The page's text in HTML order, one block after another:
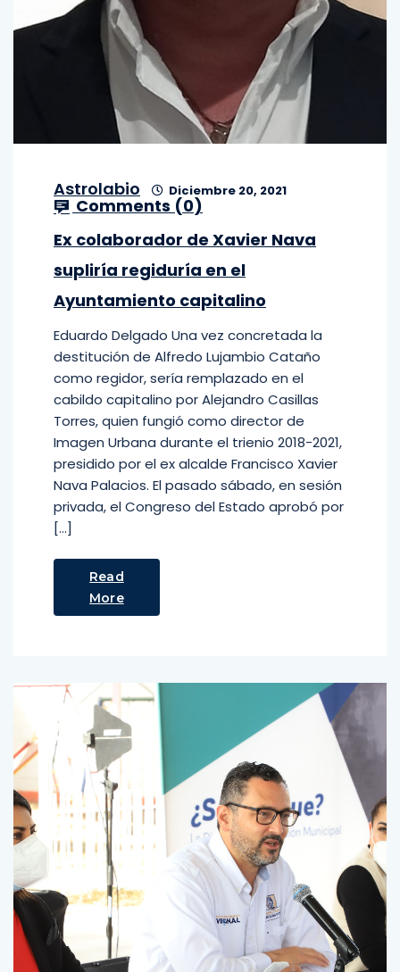
Astrolabio Diciembre 20, 2021
Comments (0)
Ex colaborador de Xavier Nava
supliría regiduría en el
Ayuntamiento capitalino
Eduardo Delgado Una vez concretada la
destitución de Alfredo Lujambio Cataño
como regidor, sería remplazado en el
cabildo capitalino por Alejandro Casillas
Torres, quien fungió como director de
Imagen Urbana durante el trienio 2018-2021,
presidido por el ex alcalde Francisco Xavier
Nava Palacios. El pasado sábado, en sesión
privada, el Congreso del Estado aprobó por
[…]
Read
More